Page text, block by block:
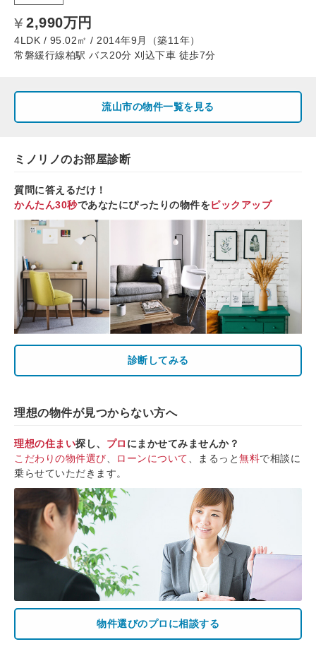
2,990万円
4LDK / 95.02㎡ / 2014年9月（築11年）
常磐緩行線柏駅 バス20分 刈込下車 徒歩7分
流山市の物件一覧を見る
ミノリノのお部屋診断
質問に答えるだけ！
かんたん30秒であなたにぴったりの物件をピックアップ
診断してみる
理想の物件が見つからない方へ
理想の住まい探し、 プロ にまかせてみませんか？
こだわりの物件選び
ローンについて 、まるっと無料で相談に
乗らせていただきます。
物件選びのプロに相談する